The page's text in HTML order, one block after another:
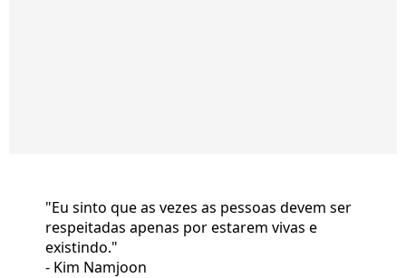
"Eu sinto que as vezes as pessoas devem ser
respeitadas apenas por estarem vivas e
existindo."
- Kim Namjoon